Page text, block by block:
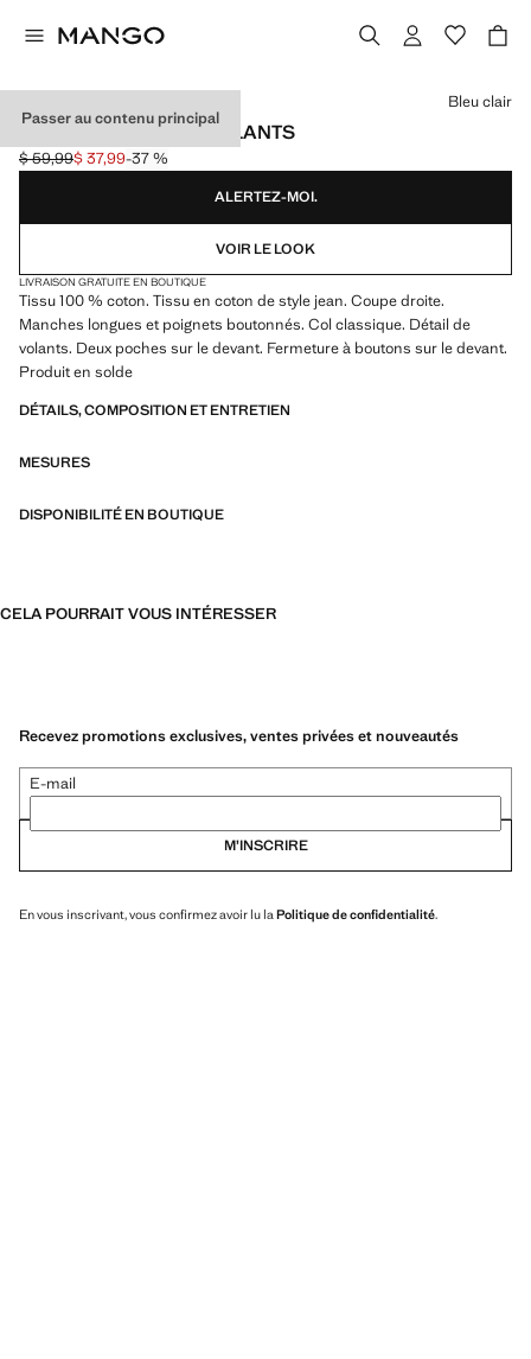
Passer au contenu principal
BLOUSON EN JEAN VOLANTS
Prix initial barré [$ 59,99 ]
$ 59,99
Prix actuel [$ 37,99 ]
$ 37,99-37 %
Choisissez une couleur
Bleu clair
ALERTEZ-MOI.
VOIR LE LOOK
LIVRAISON GRATUITE EN BOUTIQUE
Tissu 100 % coton. Tissu en coton de style jean. Coupe droite.
Manches longues et poignets boutonnés. Col classique. Détail de
volants. Deux poches sur le devant. Fermeture à boutons sur le devant.
Produit en solde
DÉTAILS, COMPOSITION ET ENTRETIEN
MESURES
DISPONIBILITÉ EN BOUTIQUE
CELA POURRAIT VOUS INTÉRESSER
Recevez promotions exclusives, ventes privées et nouveautés
E-mail
M’INSCRIRE
En vous inscrivant, vous confirmez avoir lu la Politique de confidentialité.